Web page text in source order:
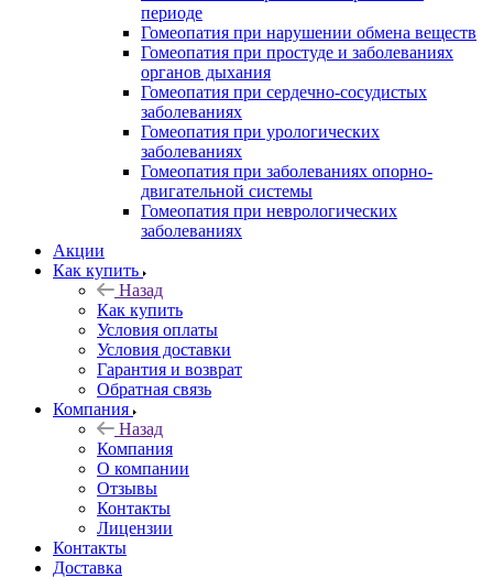
периоде
Гомеопатия при нарушении обмена веществ
Гомеопатия при простуде и заболеваниях
органов дыхания
Гомеопатия при сердечно-сосудистых
заболеваниях
Гомеопатия при урологических
заболеваниях
Гомеопатия при заболеваниях опорно-
двигательной системы
Гомеопатия при неврологических
заболеваниях
Акции
Как купить
Назад
Как купить
Условия оплаты
Условия доставки
Гарантия и возврат
Обратная связь
Компания
Назад
Компания
О компании
Отзывы
Контакты
Лицензии
Контакты
Доставка